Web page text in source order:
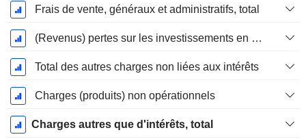
Frais de vente, généraux et administratifs, total
(Revenus) pertes sur les investissements en actions
Total des autres charges non liées aux intérêts
Charges (produits) non opérationnels
Charges autres que d'intérêts, total